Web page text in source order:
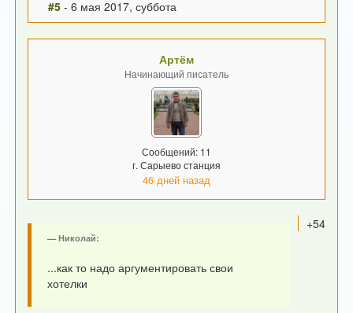
#5 - 6 мая 2017, суббота
Артём
Начинающий писатель
Сообщений: 11
г. Сарыево станция
46 дней назад
+54
Николай:
...как то надо аргументировать свои
хотелки